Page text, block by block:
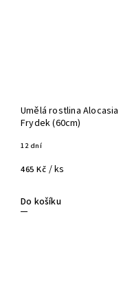
Umělá rostlina Alocasia
Frydek (60cm)
12 dní
465 Kč / ks
Do košíku